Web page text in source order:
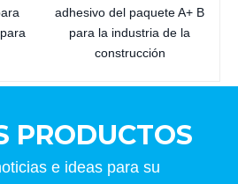
adhesivo del paquete A+ B
para la industria de la
construcción
PRODUCTOS
e ideas para su